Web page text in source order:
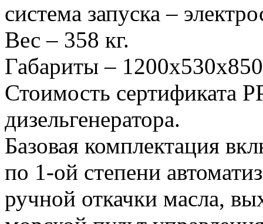
система запуска –
Вес – 358 кг.
Габариты –
Стоимость сертификата
дизельгенератора.
Базовая комплектация
по 1-ой степени
ручной откачки масла,